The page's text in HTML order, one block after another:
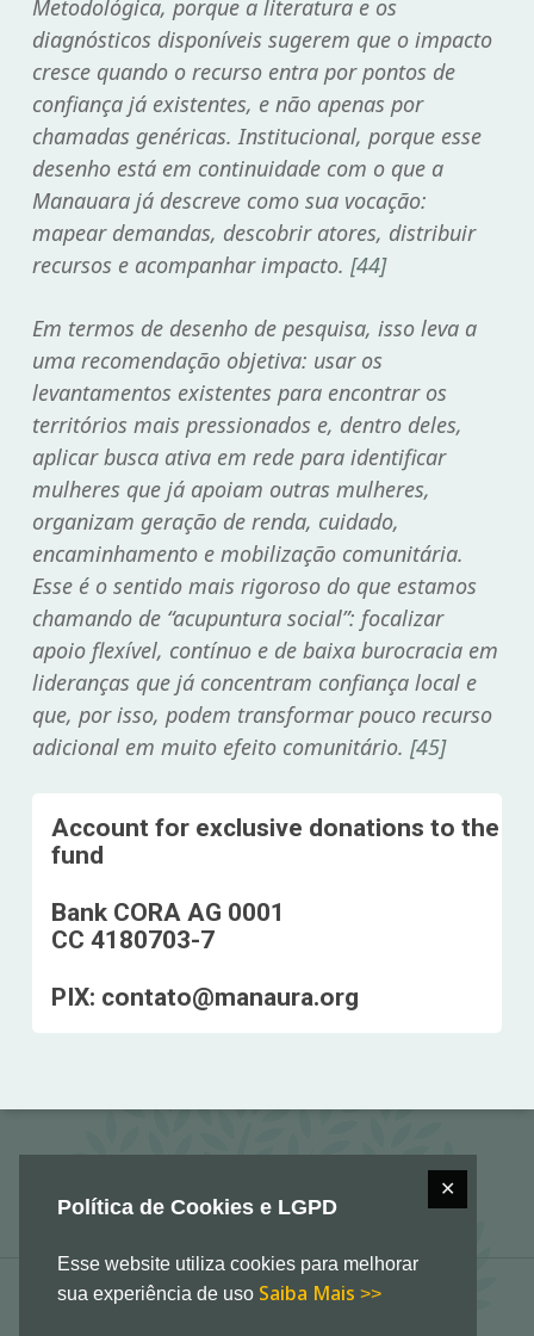
Política de Cookies e LGPD
Esse website utiliza cookies para melhorar
sua experiência de uso Saiba Mais >>
✕
Metodológica, porque a literatura e os
diagnósticos disponíveis sugerem que o impacto
cresce quando o recurso entra por pontos de
confiança já existentes, e não apenas por
chamadas genéricas. Institucional, porque esse
desenho está em continuidade com o que a
Manauara já descreve como sua vocação:
mapear demandas, descobrir atores, distribuir
recursos e acompanhar impacto. [44]
Em termos de desenho de pesquisa, isso leva a
uma recomendação objetiva: usar os
levantamentos existentes para encontrar os
territórios mais pressionados e, dentro deles,
aplicar busca ativa em rede para identificar
mulheres que já apoiam outras mulheres,
organizam geração de renda, cuidado,
encaminhamento e mobilização comunitária.
Esse é o sentido mais rigoroso do que estamos
chamando de “acupuntura social”: focalizar
apoio flexível, contínuo e de baixa burocracia em
lideranças que já concentram confiança local e
que, por isso, podem transformar pouco recurso
adicional em muito efeito comunitário. [45]
Account for exclusive donations to the
fund​
Bank CORA AG 0001
CC 4180703-7
PIX: contato@manaura.org